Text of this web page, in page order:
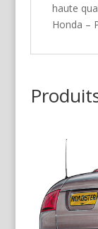
haute
Honda –